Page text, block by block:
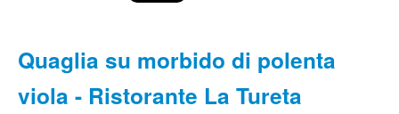
Quaglia su morbido di polenta
viola - Ristorante La Tureta